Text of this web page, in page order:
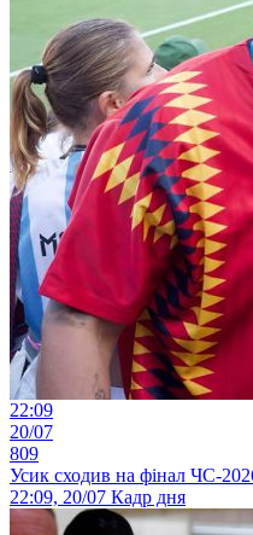
22:09
20/07
809
Усик сходив на фінал ЧС-
22:09, 20/07 Кадр дня